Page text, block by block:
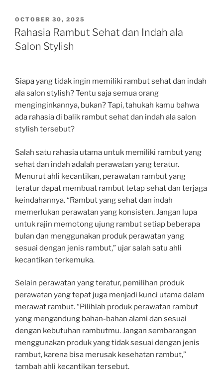
POSTED
ON
OCTOBER 30, 2025
Rahasia Rambut Sehat dan Indah ala
Salon Stylish
Siapa yang tidak ingin memiliki rambut sehat dan indah
ala salon stylish? Tentu saja semua orang
menginginkannya, bukan? Tapi, tahukah kamu bahwa
ada rahasia di balik rambut sehat dan indah ala salon
stylish tersebut?
Salah satu rahasia utama untuk memiliki rambut yang
sehat dan indah adalah perawatan yang teratur.
Menurut ahli kecantikan, perawatan rambut yang
teratur dapat membuat rambut tetap sehat dan terjaga
keindahannya. “Rambut yang sehat dan indah
memerlukan perawatan yang konsisten. Jangan lupa
untuk rajin memotong ujung rambut setiap beberapa
bulan dan menggunakan produk perawatan yang
sesuai dengan jenis rambut,” ujar salah satu ahli
kecantikan terkemuka.
Selain perawatan yang teratur, pemilihan produk
perawatan yang tepat juga menjadi kunci utama dalam
merawat rambut. “Pilihlah produk perawatan rambut
yang mengandung bahan-bahan alami dan sesuai
dengan kebutuhan rambutmu. Jangan sembarangan
menggunakan produk yang tidak sesuai dengan jenis
rambut, karena bisa merusak kesehatan rambut,”
tambah ahli kecantikan tersebut.